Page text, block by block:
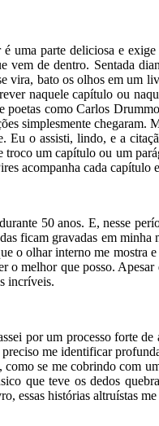
uma parte deliciosa e
de dentro. Sentada
vira, bato os olhos em
naquele capítulo ou
poetas como Carlos
simplesmente chegaram.
o assisti, lindo, e a
troco um capítulo ou um
acompanha cada capítulo
50 anos. E, nesse
ficam gravadas em
o olhar interno me
o melhor que posso.
incríveis.
por um processo forte
me identificar
se me cobrindo com
que teve os dedos
essas histórias altruístas